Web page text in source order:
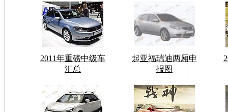
2011年重磅中级车
汇总
起亚福瑞迪两厢申
报图